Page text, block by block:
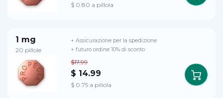
$ 0.80 a pillola
1 mg
20 pillole
$17.99
$ 14.99
$ 0.75 a pillola
+ Assicurazione per la spedizione
+ futuro ordine 10% di sconto